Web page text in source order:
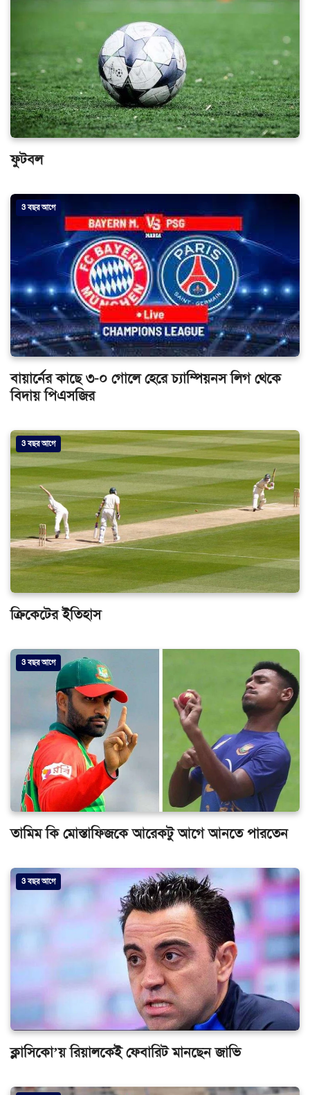
ফুটবল
3 বছর আগে
বায়ার্নের কাছে ৩-০ গোলে হেরে চ্যাম্পিয়নস লিগ থেকে
বিদায় পিএসজির
3 বছর আগে
ক্রিকেটের ইতিহাস
3 বছর আগে
তামিম কি মোস্তাফিজকে আরেকটু আগে আনতে পারতেন
3 বছর আগে
ক্লাসিকো’য় রিয়ালকেই ফেবারিট মানছেন জাভি